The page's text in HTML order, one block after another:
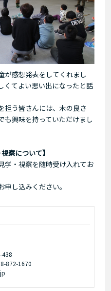
感想発表をしてくれまし
くてよい思い出になったと話
担う皆さんには、木の良さ
も興味を持っていただけまし
察について】
学・視察を随時受け入れてお
申し込みください。
438
872-1670